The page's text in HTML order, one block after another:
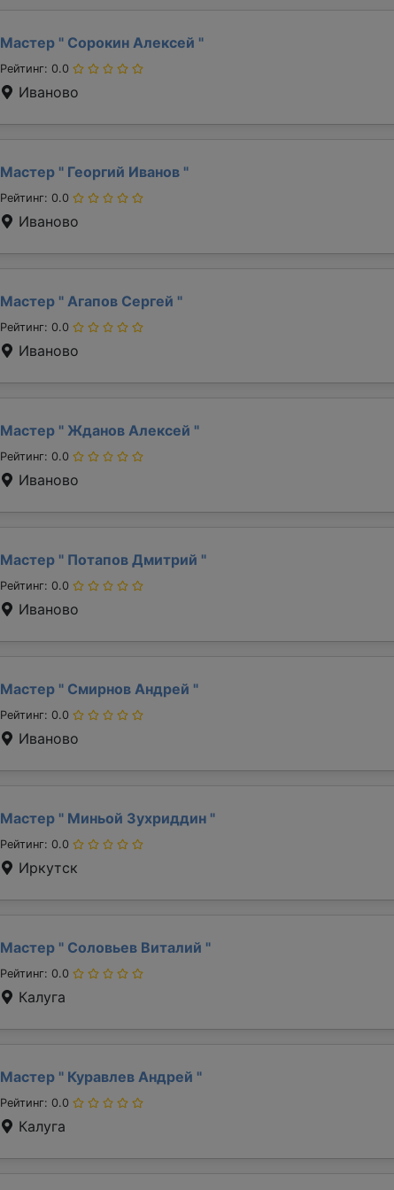
Мастер " Сорокин Алексей "
Рейтинг: 0.0
Иваново
Мастер " Георгий Иванов "
Рейтинг: 0.0
Иваново
Мастер " Агапов Сергей "
Рейтинг: 0.0
Иваново
Мастер " Жданов Алексей "
Рейтинг: 0.0
Иваново
Мастер " Потапов Дмитрий "
Рейтинг: 0.0
Иваново
Мастер " Смирнов Андрей "
Рейтинг: 0.0
Иваново
Мастер " Миньой Зухриддин "
Рейтинг: 0.0
Иркутск
Мастер " Соловьев Виталий "
Рейтинг: 0.0
Калуга
Мастер " Куравлев Андрей "
Рейтинг: 0.0
Калуга